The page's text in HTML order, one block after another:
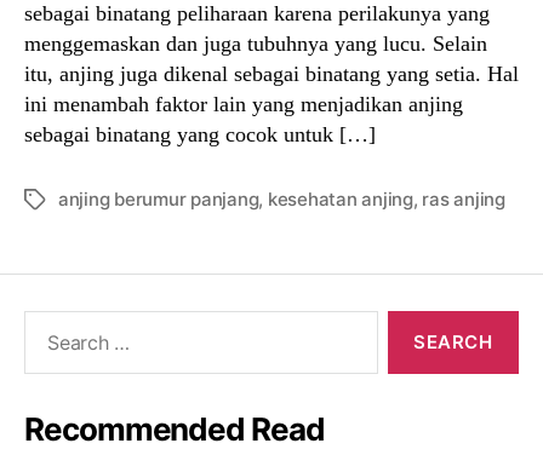
sebagai binatang peliharaan karena perilakunya yang
menggemaskan dan juga tubuhnya yang lucu. Selain
itu, anjing juga dikenal sebagai binatang yang setia. Hal
ini menambah faktor lain yang menjadikan anjing
sebagai binatang yang cocok untuk […]
Tagsanjing berumur panjang, kesehatan anjing, ras anjing
Recommended Read